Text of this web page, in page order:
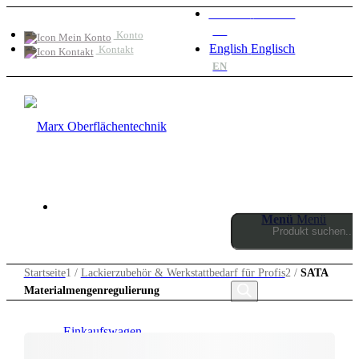
Konto
Kontakt
English Englisch
EN
Products
Menü Menü
Einkaufswagen
Startseite1 / Lackierzubehör & Werkstattbedarf für Profis2 / SATA
Materialmengenregulierung